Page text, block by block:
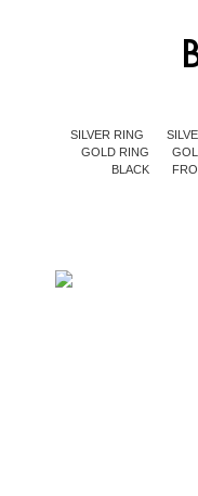
SILVER RING
GOLD RING
BLACK